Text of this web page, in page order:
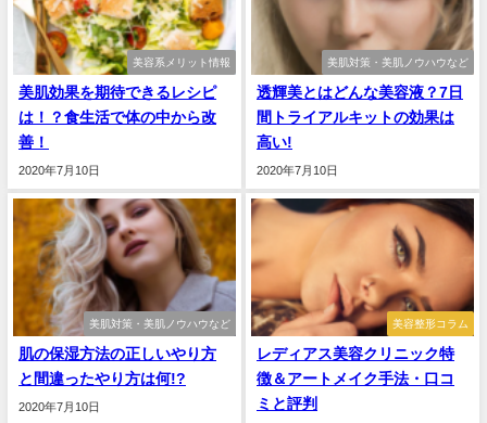
美容系メリット情報
美肌効果を期待できるレシピ
は！？食生活で体の中から改
善！
2020年7月10日
美肌対策・美肌ノウハウなど
透輝美とはどんな美容液？7日
間トライアルキットの効果は
高い!
2020年7月10日
美肌対策・美肌ノウハウなど
肌の保湿方法の正しいやり方
と間違ったやり方は何!?
2020年7月10日
美容整形コラム
レディアス美容クリニック特
徴＆アートメイク手法・口コ
ミと評判